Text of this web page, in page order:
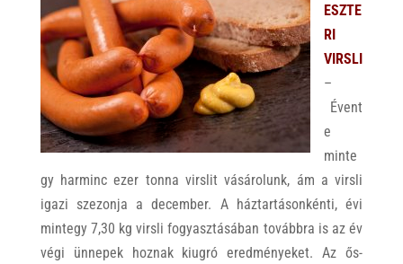
ESZTE
RI
VIRSLI
–
Évent
e
minte
gy harminc ezer tonna virslit vásárolunk, ám a virsli
igazi szezonja a december. A háztartásonkénti, évi
mintegy 7,30 kg virsli fogyasztásában továbbra is az év
végi ünnepek hoznak kiugró eredményeket. Az ős-